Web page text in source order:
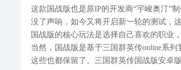
这款国战版也是原IP的开发商“宇峻奥汀”
没了声响，如今又将开启新一轮的测试，
国战版的核心玩法是选择自己喜欢的职业
当然，国战版是基于三国群英传online系
这些也都保留了。三国群英传国战版安卓